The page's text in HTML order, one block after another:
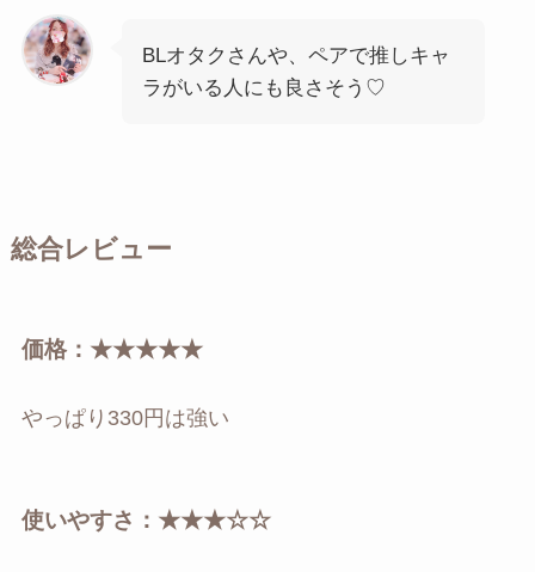
BLオタクさんや、ペアで推しキャ
ラがいる人にも良さそう♡
総合レビュー
価格：★★★★★
やっぱり330円は強い
使いやすさ：★★★☆☆